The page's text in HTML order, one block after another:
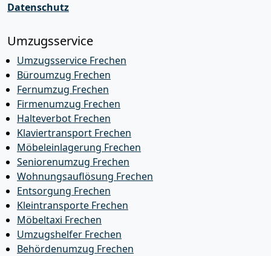
Datenschutz
Umzugsservice
Umzugsservice Frechen
Büroumzug Frechen
Fernumzug Frechen
Firmenumzug Frechen
Halteverbot Frechen
Klaviertransport Frechen
Möbeleinlagerung Frechen
Seniorenumzug Frechen
Wohnungsauflösung Frechen
Entsorgung Frechen
Kleintransporte Frechen
Möbeltaxi Frechen
Umzugshelfer Frechen
Behördenumzug Frechen